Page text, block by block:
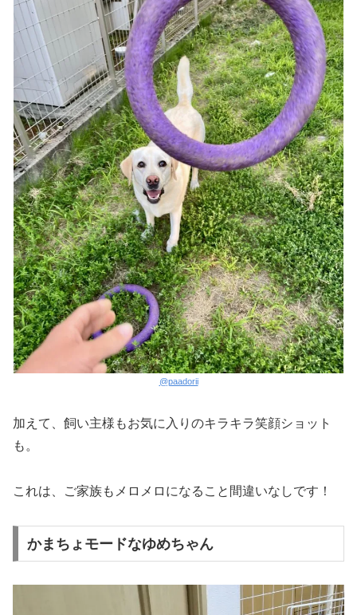
@paadorii
加えて、飼い主様もお気に入りのキラキラ笑顔ショット
も。
これは、ご家族もメロメロになること間違いなしです！
かまちょモードなゆめちゃん